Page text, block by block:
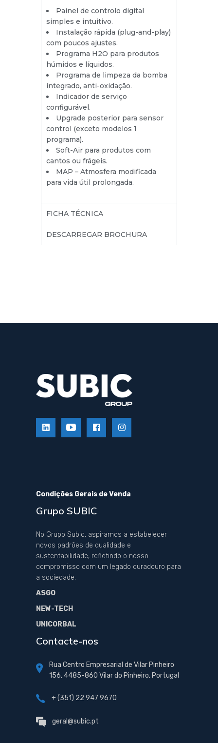
Painel de controlo digital
simples e intuitivo.
Instalação rápida (plug-and-play)
com poucos ajustes.
Programa H2O para produtos
húmidos e líquidos.
Programa de limpeza da bomba
integrado, anti-oxidação.
Indicador de serviço
configurável.
Upgrade posterior para sensor
control (exceto modelos 1
programa).
Soft-Air para produtos com
cantos ou frágeis.
MAP – Atmosfera modificada
para vida útil prolongada.
FICHA TÉCNICA
DESCARREGAR BROCHURA
Condições Gerais de Venda
Grupo SUBIC
No Grupo Subic, aspiramos a estabelecer
novos padrões de qualidade e
sustentabilidade, refletindo o nosso
compromisso com um legado duradouro para
a sociedade.
ASGO
NEW-TECH
UNICORBAL
Contacte-nos
Rua Centro Empresarial de Vilar Pinheiro
156, 4485-860 Vilar do Pinheiro, Portugal
+ (351) 22 947 9670
geral@subic.pt